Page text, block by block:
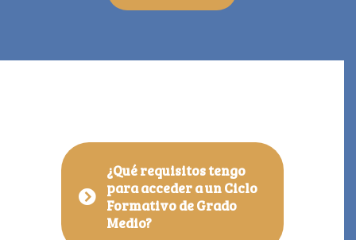
¿Qué requisitos tengo
para acceder a un Ciclo
Formativo de Grado
Medio?